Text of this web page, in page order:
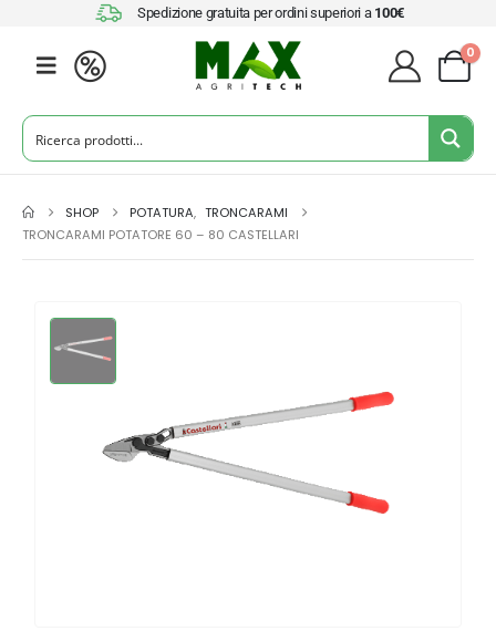
Spedizione gratuita per ordini superiori a 100€
0
SHOP POTATURA, TRONCARAMI
TRONCARAMI POTATORE 60 – 80 CASTELLARI